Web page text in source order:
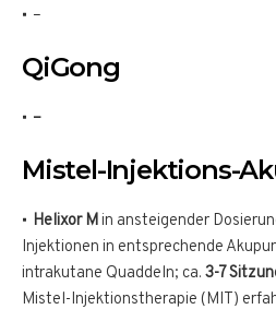
–
QiGong
–
Mistel-Injektions-
Helixor Min ansteigender
Injektionen in entsprechende
intrakutane Quaddeln; ca. 3-7
Mistel-Injektionstherapie (MIT)